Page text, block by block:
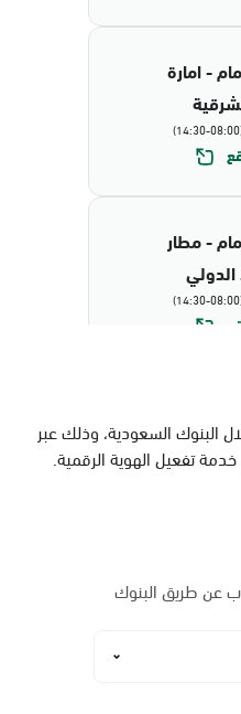
- امارة
- مطار
أحوال
البنوك السعودية، وذلك عبر
تفعيل الهوية الرقمية.
عن طريق البنوك